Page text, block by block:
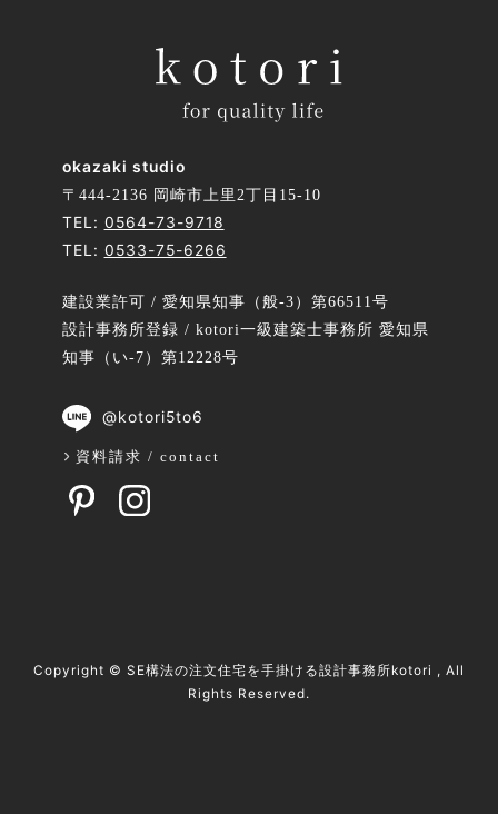
okazaki studio
〒444-2136 岡崎市上里2丁目15-10
TEL: 0564-73-9718
TEL: 0533-75-6266
建設業許可 / 愛知県知事（般-3）第66511号
設計事務所登録 / kotori一級建築士事務所 愛知県
知事（い-7）第12228号
@kotori5to6
資料請求 / contact
Copyright © SE構法の注文住宅を手掛ける設計事務所kotori , All
Rights Reserved.